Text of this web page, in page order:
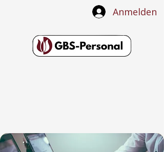
Anmelden